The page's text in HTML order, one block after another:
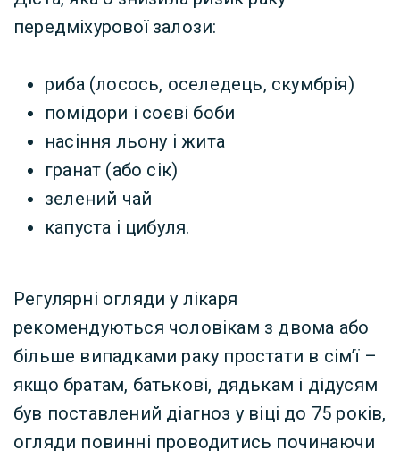
передміхурової залози:
риба (лосось, оселедець, скумбрія)
помідори і соєві боби
насіння льону і жита
гранат (або сік)
зелений чай
капуста і цибуля.
Регулярні огляди у лікаря
рекомендуються чоловікам з двома або
більше випадками раку простати в сім’ї –
якщо братам, батькові, дядькам і дідусям
був поставлений діагноз у віці до 75 років,
огляди повинні проводитись починаючи